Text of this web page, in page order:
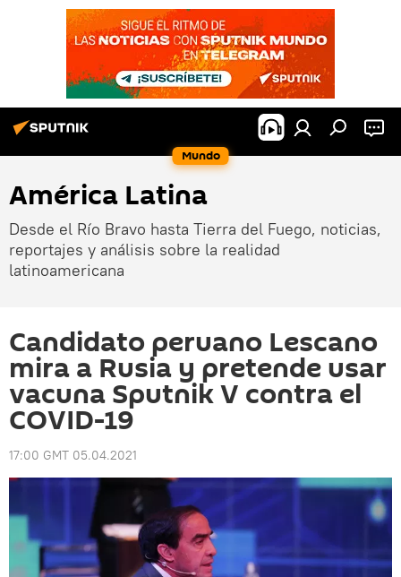
Mundo
América Latina
Desde el Río Bravo hasta Tierra del Fuego, noticias,
reportajes y análisis sobre la realidad
latinoamericana
Candidato peruano Lescano
mira a Rusia y pretende usar
vacuna Sputnik V contra el
COVID-19
17:00 GMT 05.04.2021